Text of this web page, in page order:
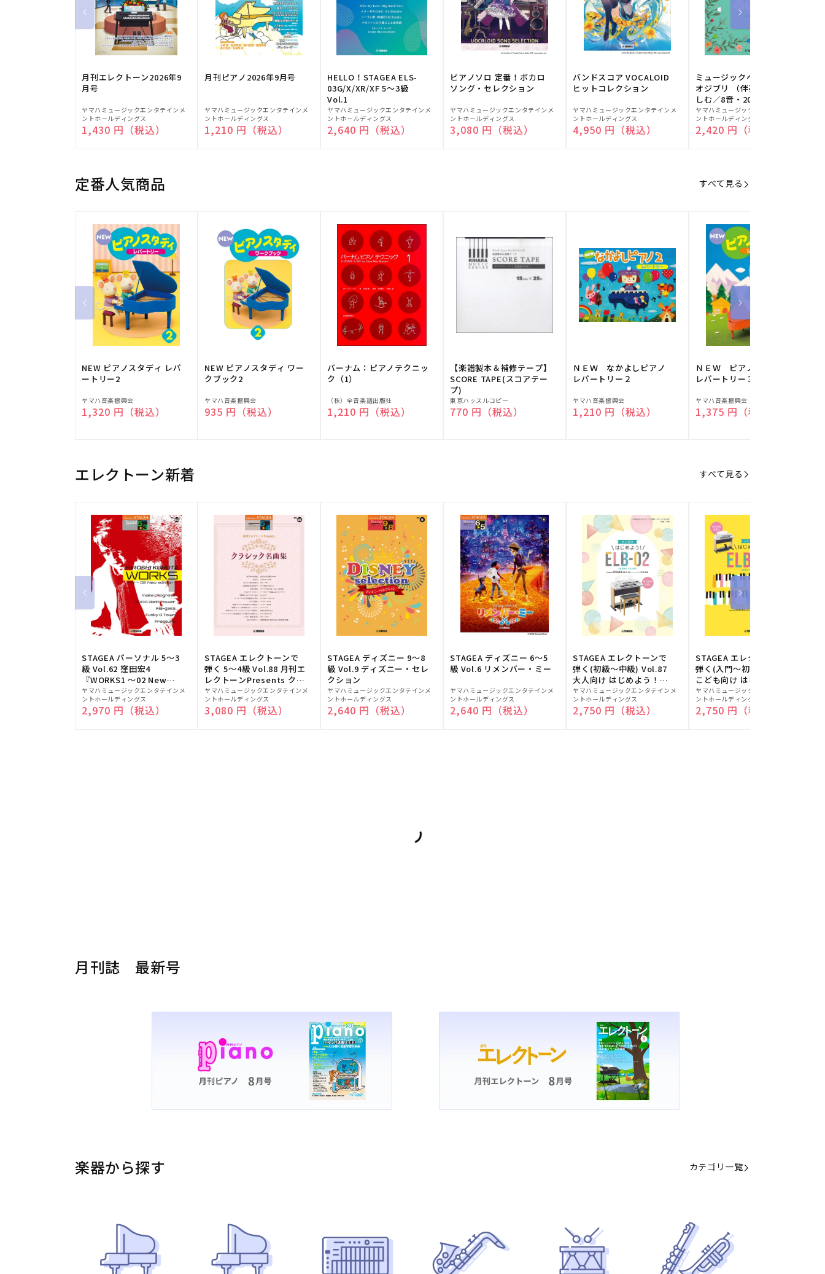
月刊エレクトーン2026年9
月号
販
売
元:
ヤマハミュージックエンタテインメ
ントホールディングス
通常価格
1,430 円（税込）
月刊ピアノ2026年9月号
販
売
元:
ヤマハミュージックエンタテインメ
ントホールディングス
通常価格
1,210 円（税込）
HELLO！STAGEA ELS-
03G/X/XR/XF 5～3級
Vol.1
販
売
元:
ヤマハミュージックエンタテインメ
ントホールディングス
通常価格
2,640 円（税込）
ピアノソロ 定番！ボカロ
ソング・セレクション
販
売
元:
ヤマハミュージックエンタテインメ
ントホールディングス
通常価格
3,080 円（税込）
バンドスコア VOCALOID
ヒットコレクション
販
売
元:
ヤマハミュージックエンタテインメ
ントホールディングス
通常価格
4,950 円（税込）
ミュージックベルでスタジ
オジブリ （伴奏音源と楽
しむ／8音・20音ベル対応
／ドレミふりがな付）
販
売
元:
ヤマハミュージックエンタテインメ
ントホールディングス
通常価格
2,420 円（税込）
定番人気商品 すべて見る
NEW ピアノスタディ レパ
ートリー2
販
売
ヤマハ音楽振興会
通常価格
1,320 円（税込）
NEW ピアノスタディ ワー
クブック2
販
売
ヤマハ音楽振興会
通常価格
935 円（税込）
バーナム：ピアノテクニッ
ク（1）
販
売
（株）全音楽譜出版社
通常価格
1,210 円（税込）
【楽譜製本＆補修テープ】
SCORE TAPE(スコアテー
プ)
販
売
東京ハッスルコピー
通常価格
770 円（税込）
ＮＥＷ なかよしピアノ
レパートリー２
販
売
ヤマハ音楽振興会
通常価格
1,210 円（税込）
ＮＥＷ ピアノスタディ
レパートリー３
販
売
ヤマハ音楽振興会
通常価格
1,375 円（税込）
エレクトーン新着 すべて見る
STAGEA パーソナル 5～3
級 Vol.62 窪田宏4
『WORKS1 ～02 New
edition～』
販
売
元:
ヤマハミュージックエンタテインメ
ントホールディングス
通常価格
2,970 円（税込）
STAGEA エレクトーンで
弾く 5～4級 Vol.88 月刊エ
レクトーンPresents クラ
シック名曲集
販
売
元:
ヤマハミュージックエンタテインメ
ントホールディングス
通常価格
3,080 円（税込）
STAGEA ディズニー 9～8
級 Vol.9 ディズニー・セレ
クション
販
売
元:
ヤマハミュージックエンタテインメ
ントホールディングス
通常価格
2,640 円（税込）
STAGEA ディズニー 6～5
級 Vol.6 リメンバー・ミー
販
売
元:
ヤマハミュージックエンタテインメ
ントホールディングス
通常価格
2,640 円（税込）
STAGEA エレクトーンで
弾く(初級～中級) Vol.87
大人向け はじめよう！
ELB-02(楽器のトリセツ
付)
販
売
元:
ヤマハミュージックエンタテインメ
ントホールディングス
通常価格
2,750 円（税込）
STAGEA エレクトーンで
弾く(入門～初級) Vol.86
こども向け はじめよう！
ELB-02(楽器のトリセツ
付)
販
売
元:
ヤマハミュージックエンタテインメ
ントホールディングス
通常価格
2,750 円（税込）
月刊誌 最新号
楽器から探す カテゴリ一覧